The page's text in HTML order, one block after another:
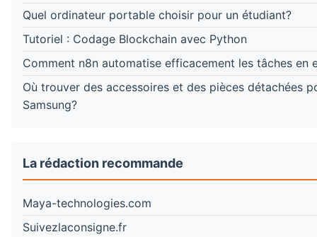
Quel ordinateur portable choisir pour un étudiant?
Tutoriel : Codage Blockchain avec Python
Comment n8n automatise efficacement les tâches en
Où trouver des accessoires et des pièces détachées
Samsung?
La rédaction recommande
Maya-technologies.com
Suivezlaconsigne.fr